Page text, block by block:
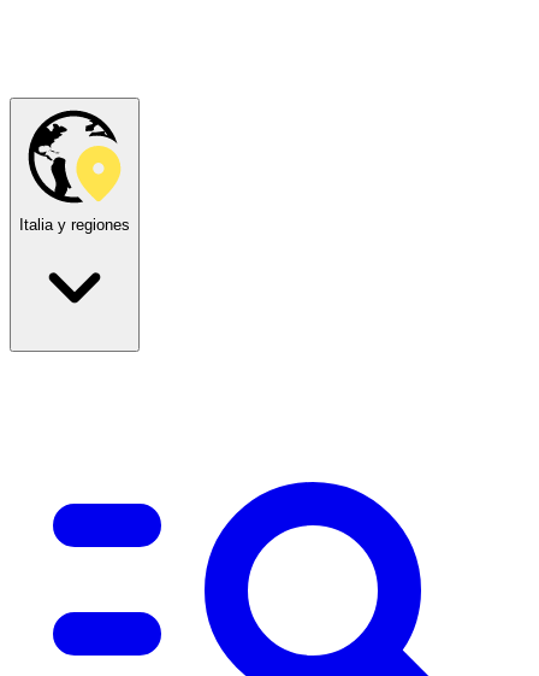
Italia y regiones